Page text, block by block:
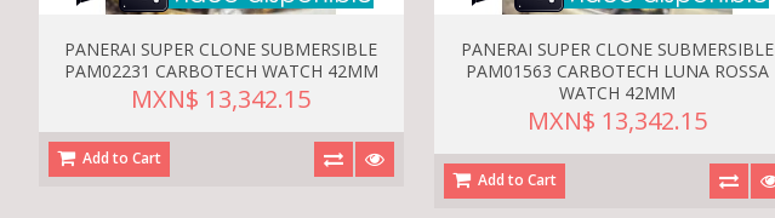
PANERAI SUPER CLONE SUBMERSIBLE
PAM02231 CARBOTECH WATCH 42MM
MXN$ 13,342.15
Add to Cart
PANERAI SUPER CLONE SUBMERSIBLE
PAM01563 CARBOTECH LUNA ROSSA
WATCH 42MM
MXN$ 13,342.15
Add to Cart